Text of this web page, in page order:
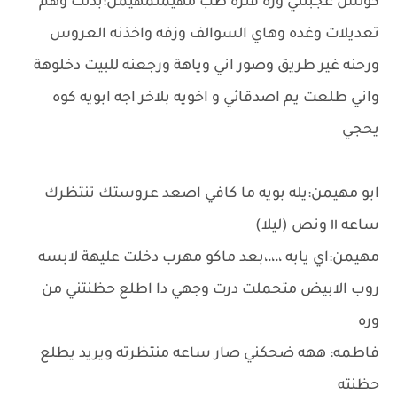
تعديلات وغده وهاي السوالف وزفه واخذنه العروس
ورحنه غير طريق وصور اني وياهة ورجعنه للبيت دخلوهة
واني طلعت يم اصدقائي و اخويه بلاخر اجه ابويه كوه
يحجي
ابو مهيمن:يله بويه ما كافي اصعد عروستك تنتظرك
ساعه ١١ ونص (ليلا)
مهيمن:اي يابه ،،،،،بعد ماكو مهرب دخلت عليهة لابسه
روب الابيض متحملت درت وجهي دا اطلع حظنتني من
وره
فاطمه: ههه ضحكني صار ساعه منتظرته ويريد يطلع
حظنته